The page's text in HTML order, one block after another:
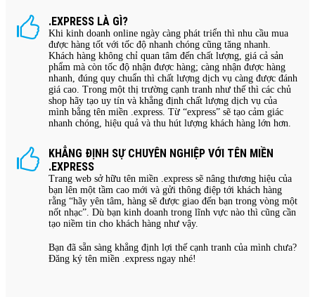
.EXPRESS LÀ GÌ?
Khi kinh doanh online ngày càng phát triển thì nhu cầu mua
được hàng tốt với tốc độ nhanh chóng cũng tăng nhanh.
Khách hàng không chỉ quan tâm đến chất lượng, giá cả sản
phẩm mà còn tốc độ nhận được hàng; càng nhận được hàng
nhanh, đúng quy chuẩn thì chất lượng dịch vụ càng được đánh
giá cao. Trong một thị trường cạnh tranh như thế thì các chủ
shop hãy tạo uy tín và khẳng định chất lượng dịch vụ của
mình bằng tên miền .express. Từ “express” sẽ tạo cảm giác
nhanh chóng, hiệu quả và thu hút lượng khách hàng lớn hơn.
KHẲNG ĐỊNH SỰ CHUYÊN NGHIỆP VỚI TÊN MIỀN
.EXPRESS
Trang web sở hữu tên miền .express sẽ nâng thương hiệu của
bạn lên một tầm cao mới và gửi thông điệp tới khách hàng
rằng “hãy yên tâm, hàng sẽ được giao đến bạn trong vòng một
nốt nhạc”. Dù bạn kinh doanh trong lĩnh vực nào thì cũng cần
tạo niềm tin cho khách hàng như vậy.
Bạn đã sẵn sàng khẳng định lợi thế cạnh tranh của mình chưa?
Đăng ký tên miền .express ngay nhé!